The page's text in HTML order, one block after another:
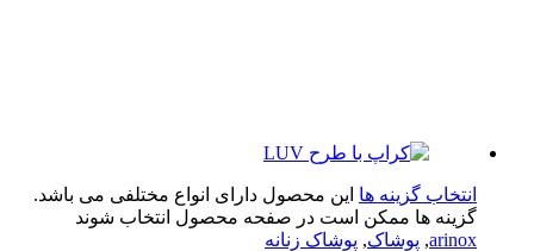
گزینه ها این محصول دارای انواع مختلفی می باشد.
ها ممکن است در صفحه محصول انتخاب شوند
پوشاک,پوشاک زنانه